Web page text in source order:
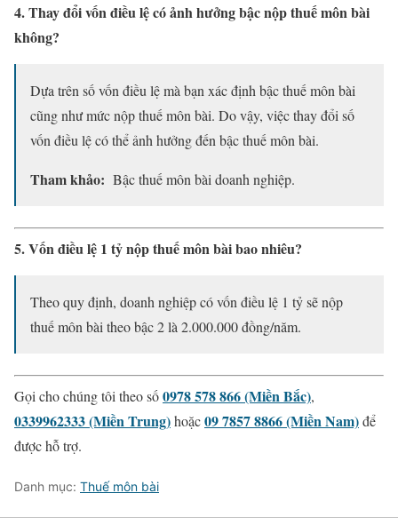
4. Thay đổi vốn điều lệ có ảnh hưởng bậc nộp thuế môn bài
không?
Dựa trên số vốn điều lệ mà bạn xác định bậc thuế môn bài
cũng như mức nộp thuế môn bài. Do vậy, việc thay đổi số
vốn điều lệ có thể ảnh hưởng đến bậc thuế môn bài.
Tham khảo: Bậc thuế môn bài doanh nghiệp.
5. Vốn điều lệ 1 tỷ nộp thuế môn bài bao nhiêu?
Theo quy định, doanh nghiệp có vốn điều lệ 1 tỷ sẽ nộp
thuế môn bài theo bậc 2 là 2.000.000 đồng/năm.
Gọi cho chúng tôi theo số0978 578 866 (Miền Bắc),
0339962333 (Miền Trung)hoặc09 7857 8866 (Miền Nam)để
được hỗ trợ.
Danh mục: Thuế môn bài